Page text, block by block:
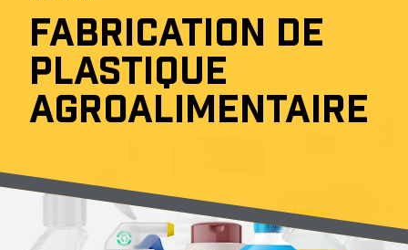
FABRICATION DE
PLASTIQUE
AGROALIMENTAIRE